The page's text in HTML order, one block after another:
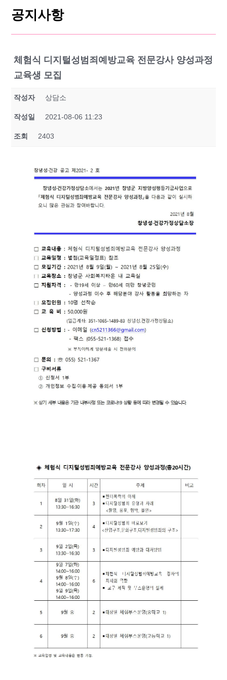
공지사항
체험식 디지털성범죄예방교육 전문강사 양성과정
교육생 모집
작성자 상담소
작성일 2021-08-06 11:23
조회 2403